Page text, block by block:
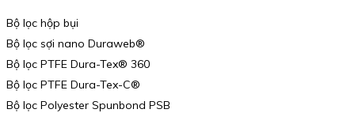
Bộ lọc hộp bụi
Bộ lọc sợi nano Duraweb®
Bộ lọc PTFE Dura-Tex® 360
Bộ lọc PTFE Dura-Tex-C®
Bộ lọc Polyester Spunbond PSB